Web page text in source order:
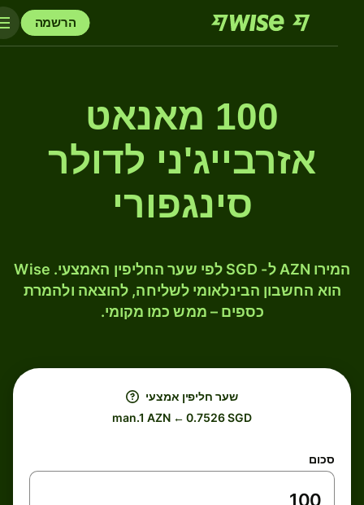
הרשמה
100 מאנאט
אזרבייג'ני לדולר
סינגפורי
המירו AZN ל- SGD לפי שער החליפין האמצעי. Wise
הוא החשבון הבינלאומי לשליחה, להוצאה ולהמרת
כספים – ממש כמו מקומי.
שער חליפין אמצעי
man.1 AZN ← 0.7526 SGD
סכום